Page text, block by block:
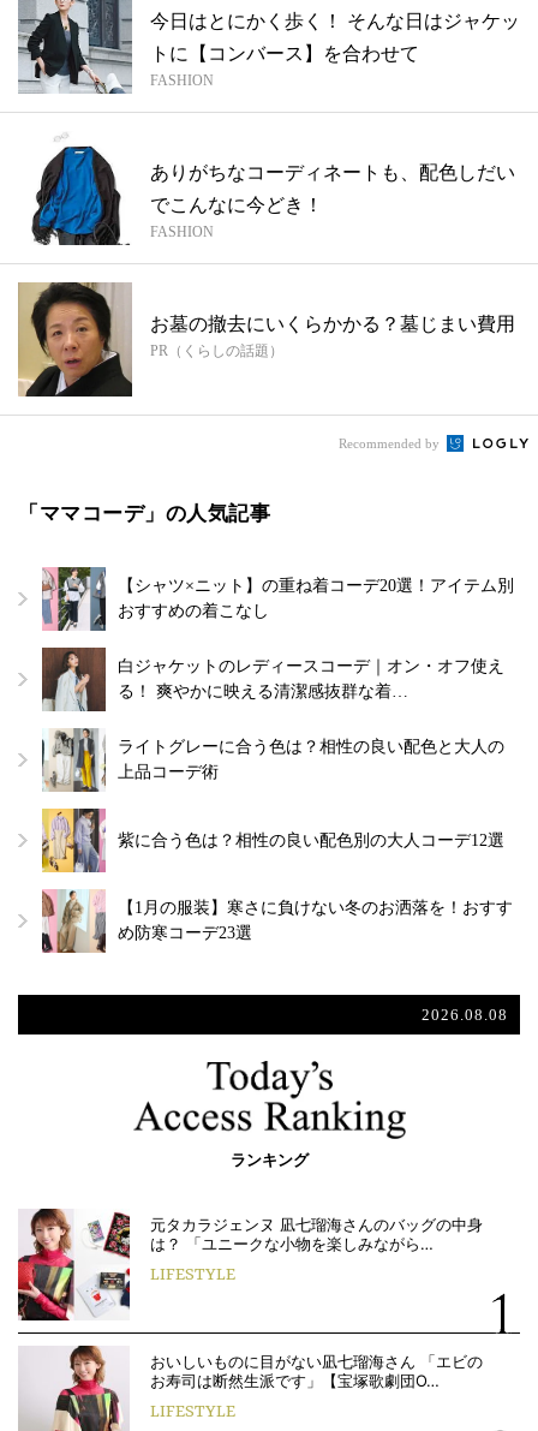
今日はとにかく歩く！ そんな日はジャケッ
トに【コンバース】を合わせて
FASHION
ありがちなコーディネートも、配色しだい
でこんなに今どき！
FASHION
お墓の撤去にいくらかかる？墓じまい費用
PR（くらしの話題）
Recommended by
「ママコーデ」の人気記事
【シャツ×ニット】の重ね着コーデ20選！アイテム別
おすすめの着こなし
白ジャケットのレディースコーデ｜オン・オフ使え
る！ 爽やかに映える清潔感抜群な着…
ライトグレーに合う色は？相性の良い配色と大人の
上品コーデ術
紫に合う色は？相性の良い配色別の大人コーデ12選
【1月の服装】寒さに負けない冬のお洒落を！おすす
め防寒コーデ23選
2026.08.08
ランキング
元タカラジェンヌ 凪七瑠海さんのバッグの中身
は？ 「ユニークな小物を楽しみながら…
LIFESTYLE
おいしいものに目がない凪七瑠海さん 「エビの
お寿司は断然生派です」【宝塚歌劇団O…
LIFESTYLE